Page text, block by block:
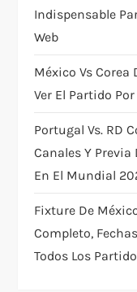
i
o
n
Indispensable
Web
México Vs Corea
Ver El Partido
Portugal Vs. RD
Canales Y
En El Mundial
Fixture De
Completo,
Todos Los